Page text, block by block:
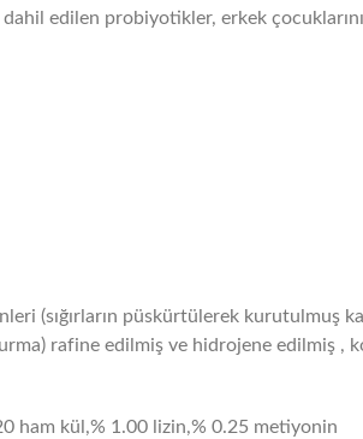
edilen probiyotikler, erkek
(sığırların püskürtülerek kurutulmuş
rafine edilmiş ve hidrojene edilmiş ,
ham kül,% 1.00 lizin,% 0.25 metiyonin